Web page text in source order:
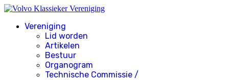
Vereniging
Lid worden
Artikelen
Bestuur
Organogram
Technische Commissie /